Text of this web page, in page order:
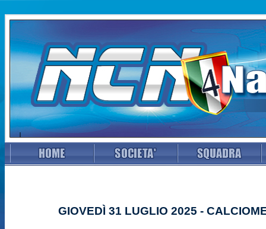
GIOVEDÌ 31 LUGLIO 2025 -